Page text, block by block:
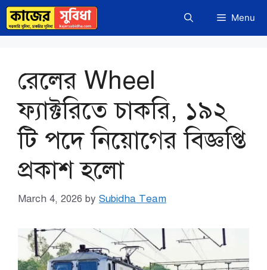
Skip
content
Menu
রেলের Wheel
ফ্যাক্টরিতে চাকরি, ১৯২
টি পদে নিয়োগের বিজ্ঞপ্তি
প্রকাশ হলো
March 4, 2026 by Subidha Team